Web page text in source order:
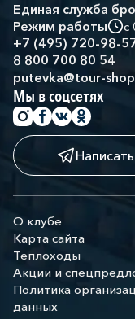
Единая служба
Режим работы
с
+7 (495) 720-98-
8 800 700 80 54
putevka@tour-
Мы в соцсетях
О клубе
Карта сайта
Теплоходы
Акции и
Политика
данных